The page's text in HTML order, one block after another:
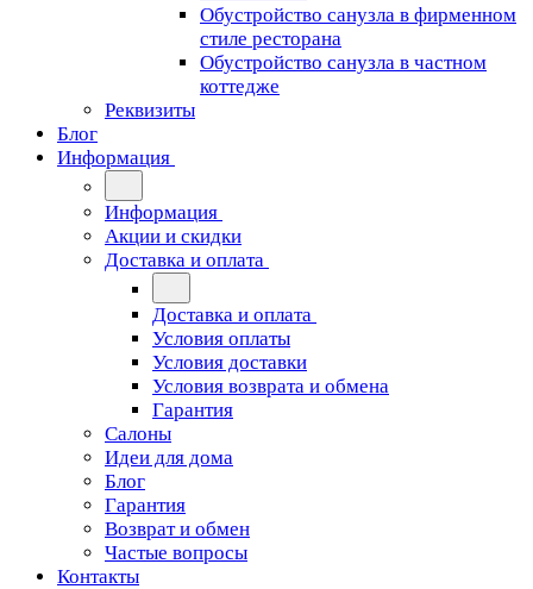
Обустройство санузла в фирменном
стиле ресторана
Обустройство санузла в частном
коттедже
Реквизиты
Блог
Информация
Информация
Акции и скидки
Доставка и оплата
Доставка и оплата
Условия оплаты
Условия доставки
Условия возврата и обмена
Гарантия
Салоны
Идеи для дома
Блог
Гарантия
Возврат и обмен
Частые вопросы
Контакты